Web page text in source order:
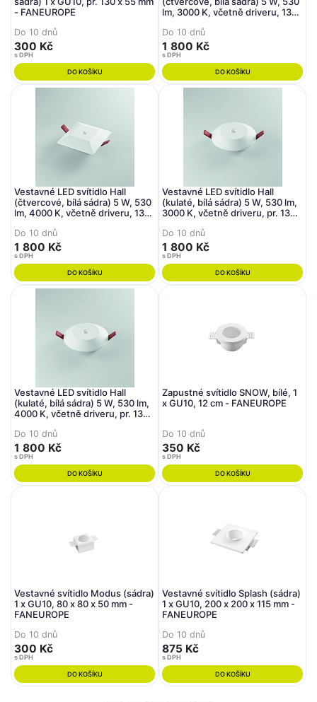
- FANEUROPE
Do 10 dnů
300 Kč
s DPH
DO KOŠÍKU
lm, 3000 K, včetně driveru, 130
Do 10 dnů
1 800 Kč
s DPH
DO KOŠÍKU
Vestavné LED svítidlo Hall
(čtvercové, bílá sádra) 5 W, 530
lm, 4000 K, včetně driveru, 130
Do 10 dnů
1 800 Kč
s DPH
DO KOŠÍKU
Vestavné LED svítidlo Hall
(kulaté, bílá sádra) 5 W, 530 lm,
3000 K, včetně driveru, pr. 130
Do 10 dnů
1 800 Kč
s DPH
DO KOŠÍKU
Vestavné LED svítidlo Hall
(kulaté, bílá sádra) 5 W, 530 lm,
4000 K, včetně driveru, pr. 130
Do 10 dnů
1 800 Kč
s DPH
DO KOŠÍKU
Zapustné svítidlo SNOW, bílé, 1
x GU10, 12 cm - FANEUROPE
Do 10 dnů
350 Kč
s DPH
DO KOŠÍKU
Vestavné svítidlo Modus (sádra)
1 x GU10, 80 x 80 x 50 mm -
FANEUROPE
Do 10 dnů
300 Kč
s DPH
DO KOŠÍKU
Vestavné svítidlo Splash (sádra)
1 x GU10, 200 x 200 x 115 mm -
FANEUROPE
Do 10 dnů
875 Kč
s DPH
DO KOŠÍKU